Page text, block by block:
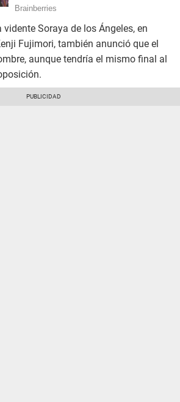
vidente Soraya de los Ángeles, en
Fujimori, también anunció que el
aunque tendría el mismo final al